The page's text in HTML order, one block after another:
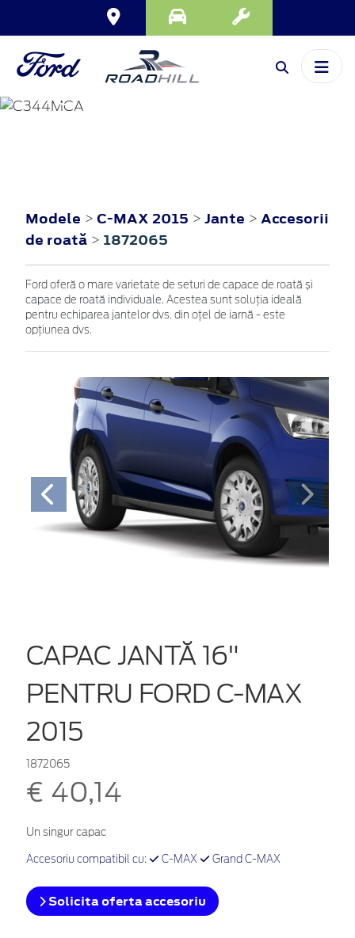
C-MAX
Modele > C-MAX 2015 > Jante > Accesorii
de roată > 1872065
Ford oferă o mare varietate de seturi de capace de roată și
capace de roată individuale. Acestea sunt soluția ideală
pentru echiparea jantelor dvs. din oțel de iarnă - este
opțiunea dvs.
CAPAC JANTĂ 16"
PENTRU FORD C-MAX
2015
1872065
€ 40,14
Un singur capac
Accesoriu compatibil cu: C-MAX Grand C-MAX
Solicita oferta accesoriu